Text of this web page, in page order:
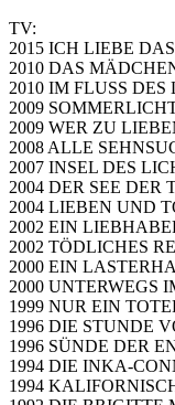
TV:
2015 ICH LIEBE
2010 DAS
2010 IM FLUSS DES
2009
2009 WER ZU
2008 ALLE
2007 INSEL DES
2004 DER SEE DER
2004 LIEBEN UND
2002 EIN
2002 TÖDLICHES
2000 EIN
2000 UNTERWEGS
1999 NUR EIN
1996 DIE STUNDE
1996 SÜNDE DER
1994 DIE INKA-
1994